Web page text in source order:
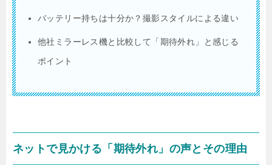
バッテリー持ちは十分か？撮影スタイルによる違い
他社ミラーレス機と比較して「期待外れ」と感じる
ポイント
ネットで見かける「期待外れ」の声とその理由